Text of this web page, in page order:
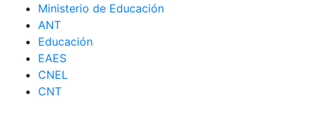
Ministerio de Educación
ANT
Educación
EAES
CNEL
CNT